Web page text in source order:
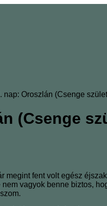
nap: Oroszlán (Csenge
(Csenge
megint fent volt egész
vagyok benne biztos,